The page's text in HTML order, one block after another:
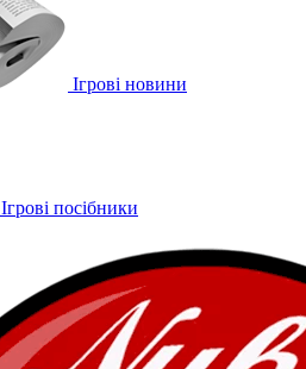
Ігрові новини
Ігрові посібники